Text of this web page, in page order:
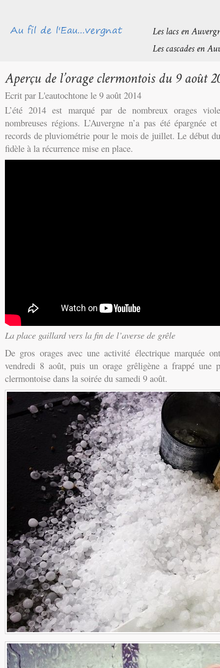
Ecrit par L'eautochtone le 9 août 2014
L’été 2014 est marqué par de nombreux orages
nombreuses régions. L’Auvergne n’a pas été épargnée
records de pluviométrie pour le mois de juillet. Le début
fidèle à la récurrence mise en place.
La place gaillard vers la fin de l’averse de grêle
De gros orages avec une activité électrique marquée
vendredi 8 août, puis un orage grêligène a frappé une
clermontoise dans la soirée du samedi 9 août.